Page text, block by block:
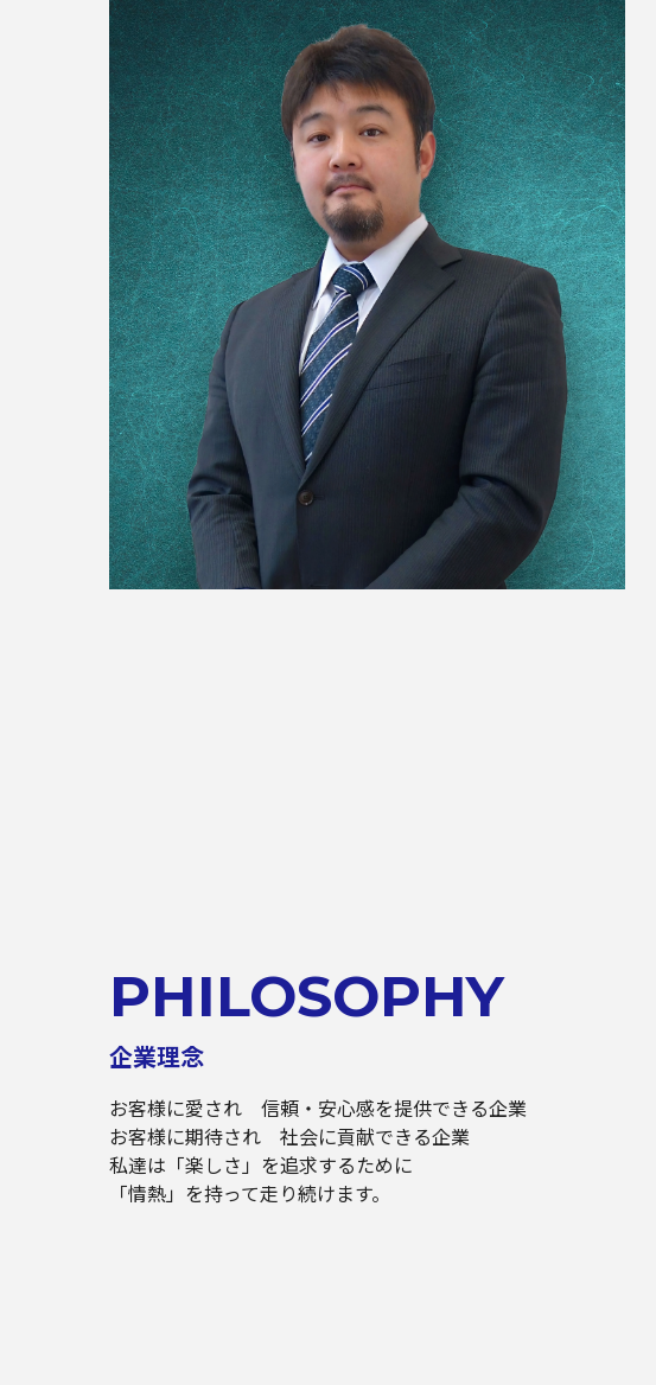
PHILOSOPHY
企業理念
お客様に愛され 信頼・安心感を提供できる企業
お客様に期待され 社会に貢献できる企業
私達は「楽しさ」を追求するために
「情熱」を持って走り続けます。